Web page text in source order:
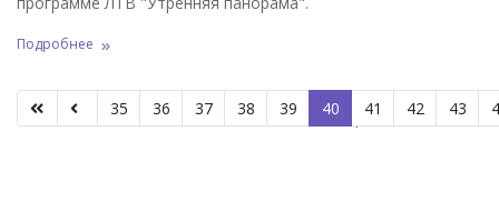
Подробнее
Страница 40 из 66
35 36 37 38 39 40 41 42 43